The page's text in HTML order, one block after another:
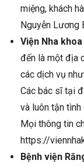
miệng, khách
Nguyễn Lương
Viện Nha
đến là một địa
các dịch vụ
Các bác sĩ tại
và luôn tận
Mọi thông tin
https://
Bệnh viện